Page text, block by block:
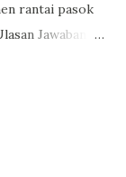
rantai pasok
Jawaban:
serta